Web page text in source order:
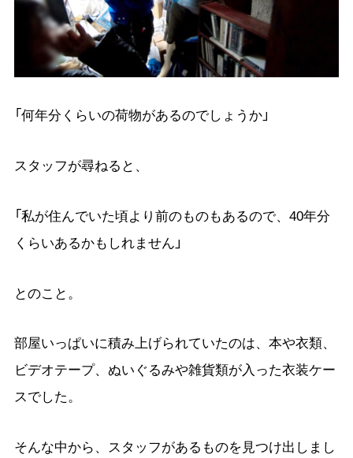
「何年分くらいの荷物があるのでしょうか」
スタッフが尋ねると、
「私が住んでいた頃より前のものもあるので、40年分
くらいあるかもしれません」
とのこと。
部屋いっぱいに積み上げられていたのは、本や衣類、
ビデオテープ、ぬいぐるみや雑貨類が入った衣装ケー
スでした。
そんな中から、スタッフがあるものを見つけ出しまし